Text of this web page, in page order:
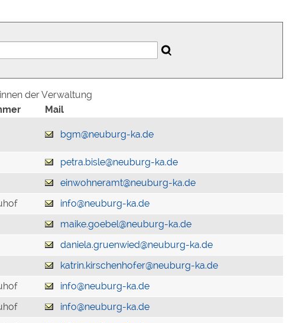
der Verwaltung
Mail
bgm@neuburg-ka.de
petra.bisle@neuburg-ka.de
einwohneramt@neuburg-ka.de
info@neuburg-ka.de
maike.goebel@neuburg-ka.de
daniela.gruenwied@neuburg-ka.de
katrin.kirschenhofer@neuburg-ka.de
info@neuburg-ka.de
info@neuburg-ka.de